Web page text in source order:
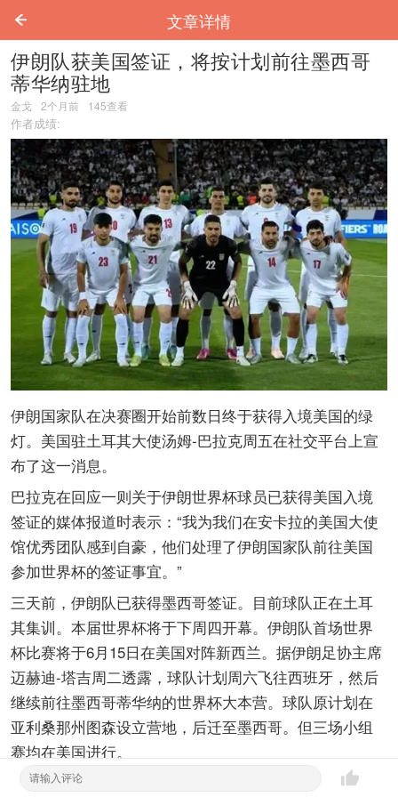
文章详情
伊朗队获美国签证，将按计划前往墨西哥
蒂华纳驻地
金戈 2个月前 145查看
作者成绩:
伊朗国家队在决赛圈开始前数日终于获得入境美国的绿
灯。美国驻土耳其大使汤姆-巴拉克周五在社交平台上宣
布了这一消息。
巴拉克在回应一则关于伊朗世界杯球员已获得美国入境
签证的媒体报道时表示：“我为我们在安卡拉的美国大使
馆优秀团队感到自豪，他们处理了伊朗国家队前往美国
参加世界杯的签证事宜。”
三天前，伊朗队已获得墨西哥签证。目前球队正在土耳
其集训。本届世界杯将于下周四开幕。伊朗队首场世界
杯比赛将于6月15日在美国对阵新西兰。据伊朗足协主席
迈赫迪-塔吉周二透露，球队计划周六飞往西班牙，然后
继续前往墨西哥蒂华纳的世界杯大本营。球队原计划在
亚利桑那州图森设立营地，后迁至墨西哥。但三场小组
赛均在美国进行。